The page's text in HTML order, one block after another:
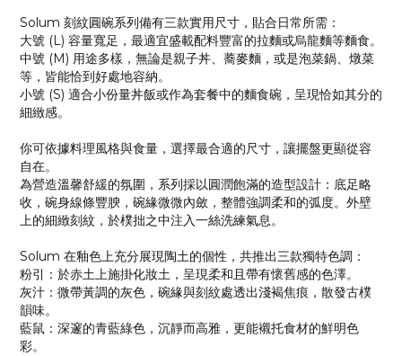
Solum 刻紋圓碗系列備有三款實用尺寸，貼合日常所需：
大號 (L) 容量寬足，最適宜盛載配料豐富的拉麵或烏龍麵等麵食。
中號 (M) 用途多樣，無論是親子丼、蕎麥麵，或是泡菜鍋、燉菜
等，皆能恰到好處地容納。
小號 (S) 適合小份量丼飯或作為套餐中的麵食碗，呈現恰如其分的
細緻感。
你可依據料理風格與食量，選擇最合適的尺寸，讓擺盤更顯從容
自在。
為營造溫馨舒緩的氛圍，系列採以圓潤飽滿的造型設計：底足略
收，碗身線條豐腴，碗緣微微內斂，整體強調柔和的弧度。外壁
上的細緻刻紋，於樸拙之中注入一絲洗練氣息。
Solum 在釉色上充分展現陶土的個性，共推出三款獨特色調：
粉引：於赤土上施掛化妝土，呈現柔和且帶有懷舊感的色澤。
灰汁：微帶黃調的灰色，碗緣與刻紋處透出淺褐焦痕，散發古樸
韻味。
藍鼠：深邃的青藍綠色，沉靜而高雅，更能襯托食材的鮮明色
彩。